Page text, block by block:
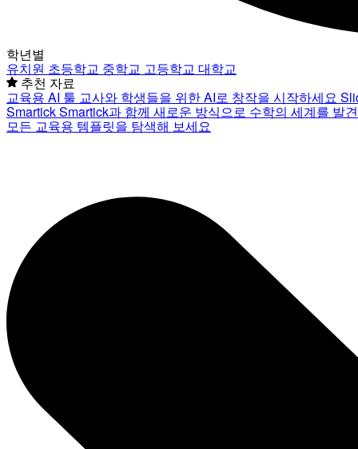
학년별
유치원 초등학교 중학교 고등학교 대학교
추천 자료
교육용 AI 툴 교사와 학생들을 위한 AI로 창작을 시작하세요
SmartickSmartick과 함께 새로운 방식으로 수학의 세계를 발
모든 교육용 템플릿을 탐색해 보세요